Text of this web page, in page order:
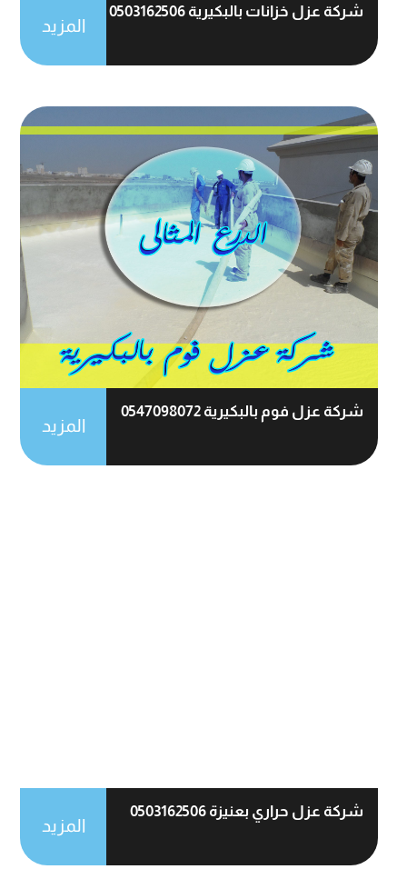
شركة عزل خزانات بالبكيرية 0503162506
المزيد
شركة عزل فوم بالبكيرية 0547098072
المزيد
شركة عزل حراري بعنيزة 0503162506
المزيد